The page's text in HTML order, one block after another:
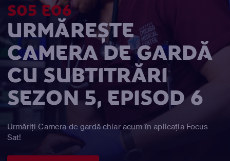
S05 E06
URMĂREȘTE
CAMERA DE GARDĂ
CU SUBTITRĂRI
SEZON 5, EPISOD 6
Urmăriți Camera de gardă chiar acum în aplicația Focus
Sat!